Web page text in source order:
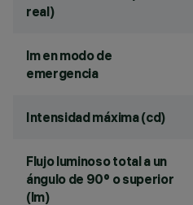
real)
lm en modo de
emergencia
Intensidad máxima (cd)
Flujo luminoso total a un
ángulo de 90° o superior
(lm)